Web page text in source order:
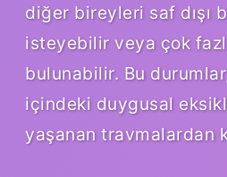
diğer bireyleri saf dışı
isteyebilir veya çok
bulunabilir. Bu
içindeki duygusal
yaşanan travmalardan